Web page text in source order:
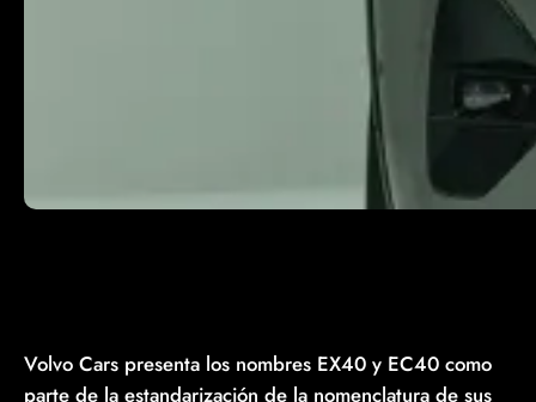
Volvo Cars presenta los nombres EX40 y EC40 como
parte de la estandarización de la nomenclatura de sus